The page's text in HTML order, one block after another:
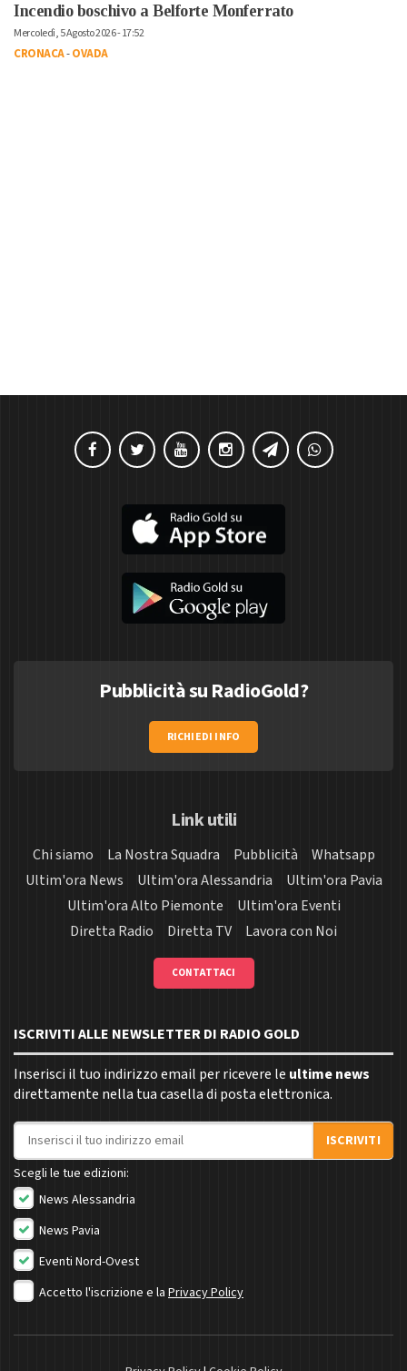
Incendio boschivo a Belforte Monferrato
Mercoledì, 5 Agosto 2026 - 17:52
CRONACA-OVADA
Pubblicità su RadioGold?
RICHIEDI INFO
Link utili
Chi siamo La Nostra Squadra Pubblicità
Whatsapp
Ultim'ora News
Ultim'ora Alessandria
Ultim'ora Pavia
Ultim'ora Alto Piemonte
Ultim'ora Eventi
Diretta Radio
Diretta TV Lavora con Noi
CONTATTACI
ISCRIVITI ALLE NEWSLETTER DI RADIO GOLD
Inserisci il tuo indirizzo email per ricevere le ultime news
direttamente nella tua casella di posta elettronica.
Indirizzo email
ISCRIVITI
Scegli le tue edizioni:
News Alessandria
News Pavia
Eventi Nord-Ovest
Accetto l'iscrizione e la Privacy Policy